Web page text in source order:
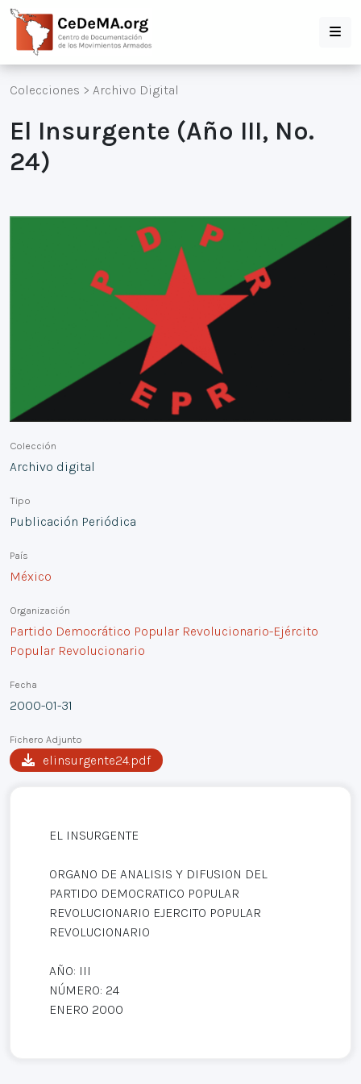
Colecciones > Archivo Digital
El Insurgente (Año III, No.
24)
Colección
Archivo digital
Tipo
Publicación Periódica
País
México
Organización
Partido Democrático Popular Revolucionario-Ejército
Popular Revolucionario
Fecha
2000-01-31
Fichero Adjunto
elinsurgente24.pdf
EL INSURGENTE
ORGANO DE ANALISIS Y DIFUSION DEL
PARTIDO DEMOCRATICO POPULAR
REVOLUCIONARIO EJERCITO POPULAR
REVOLUCIONARIO
AÑO: III
NÚMERO: 24
ENERO 2000